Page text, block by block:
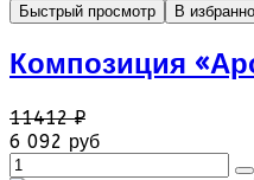
Быстрый просмотр В
Композиция
11412 ₽
6 092 руб